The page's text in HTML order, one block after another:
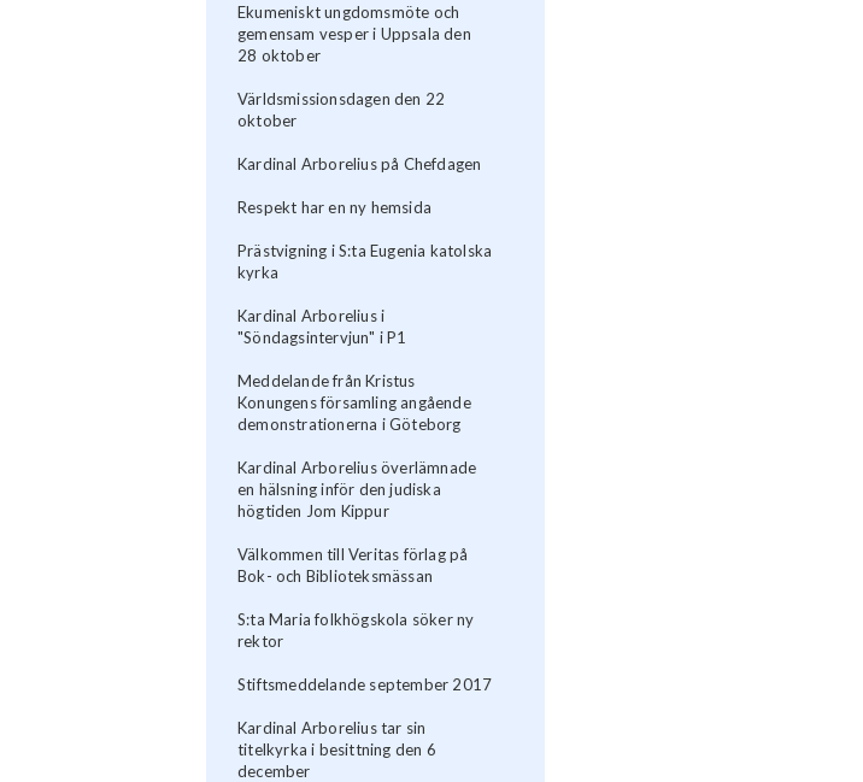
Ekumeniskt ungdomsmöte och
gemensam vesper i Uppsala den
28 oktober
Världsmissionsdagen den 22
oktober
Kardinal Arborelius på Chefdagen
Respekt har en ny hemsida
Prästvigning i S:ta Eugenia katolska
kyrka
Kardinal Arborelius i
"Söndagsintervjun" i P1
Meddelande från Kristus
Konungens församling angående
demonstrationerna i Göteborg
Kardinal Arborelius överlämnade
en hälsning inför den judiska
högtiden Jom Kippur
Välkommen till Veritas förlag på
Bok- och Biblioteksmässan
S:ta Maria folkhögskola söker ny
rektor
Stiftsmeddelande september 2017
Kardinal Arborelius tar sin
titelkyrka i besittning den 6
december